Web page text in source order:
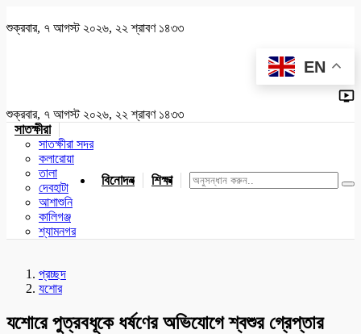
শুক্রবার, ৭ আগস্ট ২০২৬, ২২ শ্রাবণ ১৪৩৩
EN
শুক্রবার, ৭ আগস্ট ২০২৬, ২২ শ্রাবণ ১৪৩৩
সাতক্ষীরা
সাতক্ষীরা সদর
কলারোয়া
তালা
দেবহাটা
আশাশুনি
কালিগঞ্জ
শ্যামনগর
বিনোদন শিক্ষা খেলাধুলা জাতীয় যশোর
প্রচ্ছদ
যশোর
যশোরে পুত্রবধূকে ধর্ষণের অভিযোগে শ্বশুর গ্রেপ্তার